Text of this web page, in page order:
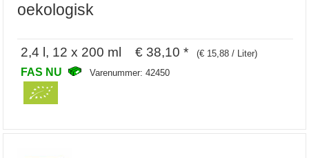
oekologisk
2,4 l, 12 x 200 ml € 38,10 * (€ 15,88 / Liter)
FAS NU Varenummer: 42450